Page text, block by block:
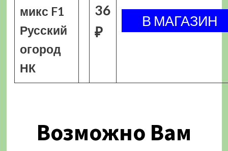
микс F1
Русский
огород
НК
36
₽
Возможно Вам